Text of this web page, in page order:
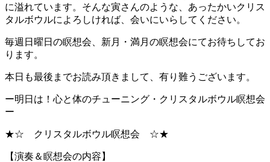
に溢れています。そんな寅さんのような、あったかいクリス
タルボウルによろしければ、会いにいらしてください。
毎週日曜日の瞑想会、新月・満月の瞑想会にてお待ちしてお
ります。
本日も最後までお読み頂きまして、有り難うございます。
ー明日は！心と体のチューニング・クリスタルボウル瞑想会
ー
★☆ クリスタルボウル瞑想会 ☆★
【演奏＆瞑想会の内容】